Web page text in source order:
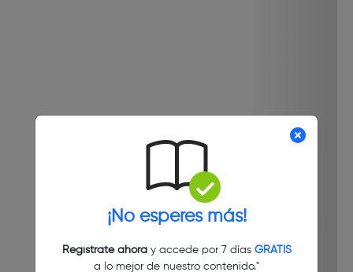
¡No esperes más!
Regístrate ahoray accede por 7 días GRATIS
a lo mejor de nuestro contenido."